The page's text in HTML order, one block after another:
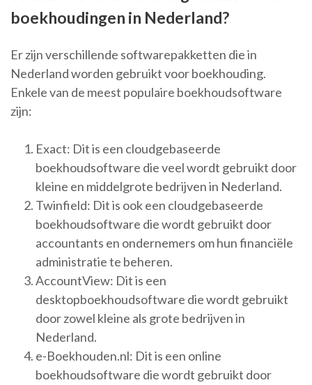
boekhoudingen in Nederland?
Er zijn verschillende softwarepakketten die in
Nederland worden gebruikt voor boekhouding.
Enkele van de meest populaire boekhoudsoftware
zijn:
Exact: Dit is een cloudgebaseerde
boekhoudsoftware die veel wordt gebruikt door
kleine en middelgrote bedrijven in Nederland.
Twinfield: Dit is ook een cloudgebaseerde
boekhoudsoftware die wordt gebruikt door
accountants en ondernemers om hun financiële
administratie te beheren.
AccountView: Dit is een
desktopboekhoudsoftware die wordt gebruikt
door zowel kleine als grote bedrijven in
Nederland.
e-Boekhouden.nl: Dit is een online
boekhoudsoftware die wordt gebruikt door